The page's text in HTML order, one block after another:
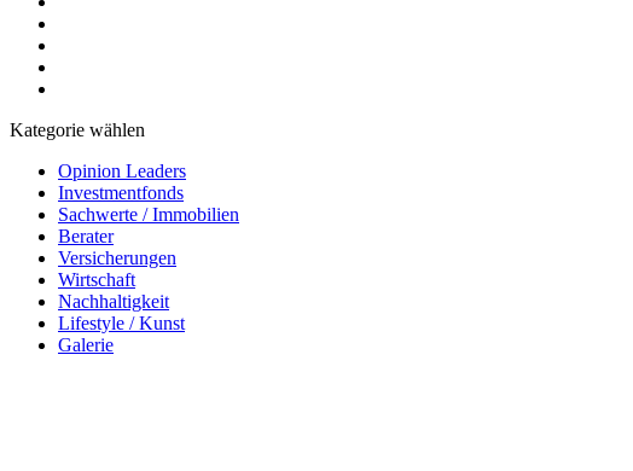
Kategorie wählen
Opinion Leaders
Investmentfonds
Sachwerte / Immobilien
Berater
Versicherungen
Wirtschaft
Nachhaltigkeit
Lifestyle / Kunst
Galerie